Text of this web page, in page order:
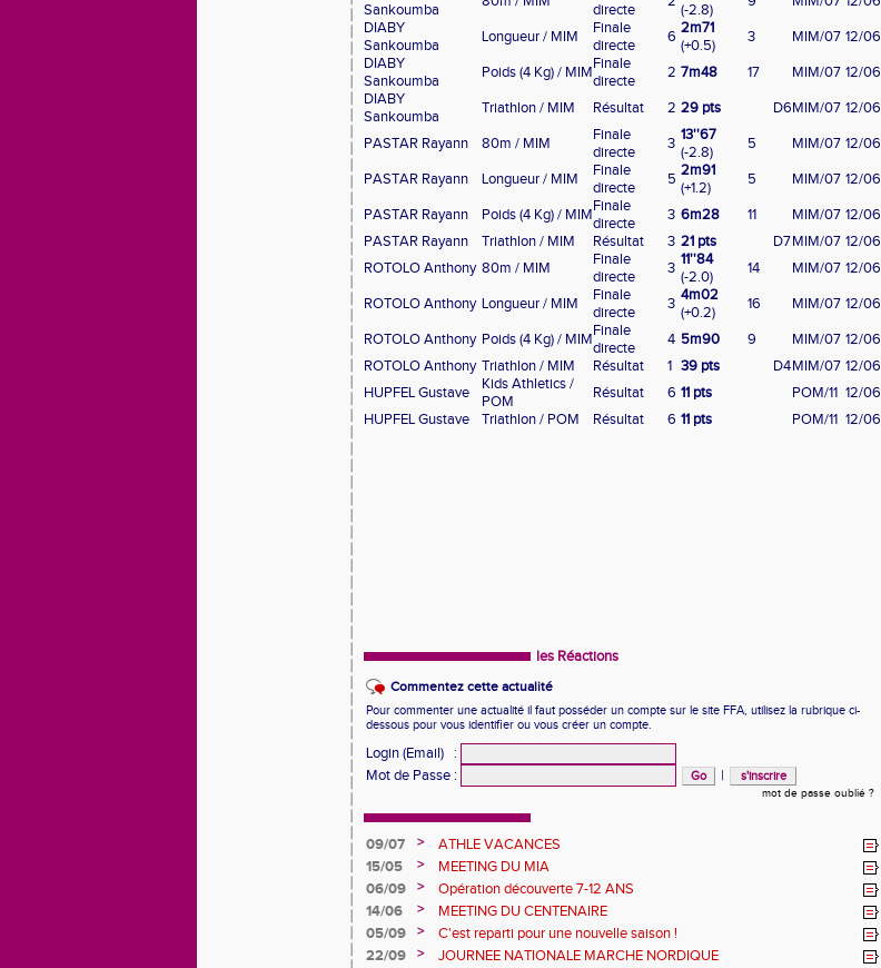
Sankoumba
directe
(-2.8)
DIABY
Sankoumba
Longueur / MIM
Finale
directe
6 2m71
(+0.5)
3 MIM/07 12/06
DIABY
Sankoumba
Poids (4 Kg) / MIMFinale
directe
2 7m48 17 MIM/07 12/06
DIABY
Sankoumba
Triathlon / MIM Résultat 2 29 pts D6MIM/07 12/06
PASTAR Rayann
80m / MIM
Finale
directe
3 13''67
(-2.8)
5 MIM/07 12/06
PASTAR Rayann
Longueur / MIM
Finale
directe
5 2m91
(+1.2)
5 MIM/07 12/06
PASTAR Rayann
Poids (4 Kg) / MIMFinale
directe
3 6m28 11 MIM/07 12/06
PASTAR Rayann
Triathlon / MIM Résultat 3 21 pts D7MIM/07 12/06
ROTOLO Anthony 80m / MIM
Finale
directe
3 11''84
(-2.0)
14 MIM/07 12/06
ROTOLO Anthony Longueur / MIM
Finale
directe
3 4m02
(+0.2)
16 MIM/07 12/06
ROTOLO Anthony Poids (4 Kg) / MIMFinale
directe
4 5m90 9 MIM/07 12/06
ROTOLO Anthony Triathlon / MIM Résultat 1 39 pts D4MIM/07 12/06
HUPFEL Gustave
Kids Athletics /
POM
Résultat 6 11 pts POM/11 12/06
HUPFEL Gustave
Triathlon / POM Résultat 6 11 pts POM/11 12/06
les Réactions
Commentez cette actualité
Pour commenter une actualité il faut posséder un compte sur le site FFA, utilisez la rubrique ci-
dessous pour vous identifier ou vous créer un compte.
Login (Email)
:
Mot de Passe : |
mot de passe oublié ?
09/07 >
ATHLE VACANCES
15/05
>
MEETING DU MIA
06/09
>
Opération découverte 7-12 ANS
14/06
>
MEETING DU CENTENAIRE
05/09
>
C'est reparti pour une nouvelle saison !
22/09
>
JOURNEE NATIONALE MARCHE NORDIQUE